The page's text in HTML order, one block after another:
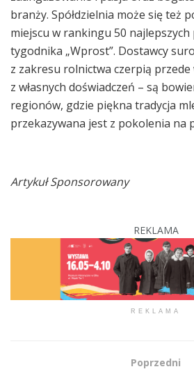
branży. Spółdzielnia może się też
miejscu w rankingu 50 najlepszych
tygodnika „Wprost”. Dostawcy
z zakresu rolnictwa czerpią przede
z własnych doświadczeń – są
regionów, gdzie piękna tradycja
przekazywana jest z pokolenia na
Artykuł Sponsorowany
REKLAMA
REKLAMA
Poprzedni